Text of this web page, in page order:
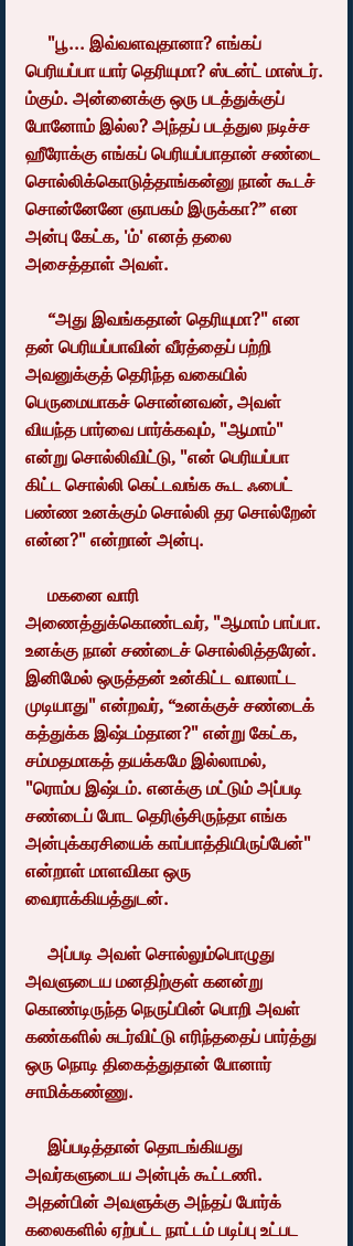
பெரியப்பா யார் தெரியுமா? ஸ்டன்ட் மாஸ்டர்.
ம்கும். அன்னைக்கு ஒரு படத்துக்குப்
போனோம் இல்ல? அந்தப் படத்துல நடிச்ச
ஹீரோக்கு எங்கப் பெரியப்பாதான் சண்டை
சொல்லிக்கொடுத்தாங்கன்னு நான் கூடச்
சொன்னேனே ஞாபகம் இருக்கா?” என
அன்பு கேட்க, 'ம்' எனத் தலை
அசைத்தாள் அவள்.
தன் பெரியப்பாவின் வீரத்தைப் பற்றி
அவனுக்குத் தெரிந்த வகையில்
பெருமையாகச் சொன்னவன், அவள்
வியந்த பார்வை பார்க்கவும், "ஆமாம்"
என்று சொல்லிவிட்டு, "என் பெரியப்பா
கிட்ட சொல்லி கெட்டவங்க கூட ஃபைட்
பண்ண உனக்கும் சொல்லி தர சொல்றேன்
என்ன?" என்றான் அன்பு.
அணைத்துக்கொண்டவர், "ஆமாம் பாப்பா.
உனக்கு நான் சண்டைச் சொல்லித்தரேன்.
இனிமேல் ஒருத்தன் உன்கிட்ட வாலாட்ட
முடியாது" என்றவர், “உனக்குச் சண்டைக்
கத்துக்க இஷ்டம்தான?" என்று கேட்க,
சம்மதமாகத் தயக்கமே இல்லாமல்,
"ரொம்ப இஷ்டம். எனக்கு மட்டும் அப்படி
சண்டைப் போட தெரிஞ்சிருந்தா எங்க
அன்புக்கரசியைக் காப்பாத்தியிருப்பேன்"
என்றாள் மாளவிகா ஒரு
வைராக்கியத்துடன்.
அவளுடைய மனதிற்குள் கனன்று
கொண்டிருந்த நெருப்பின் பொறி அவள்
கண்களில் சுடர்விட்டு எரிந்ததைப் பார்த்து
ஒரு நொடி திகைத்துதான் போனார்
சாமிக்கண்ணு.
அவர்களுடைய அன்புக் கூட்டணி.
அதன்பின் அவளுக்கு அந்தப் போர்க்
கலைகளில் ஏற்பட்ட நாட்டம் படிப்பு உட்பட